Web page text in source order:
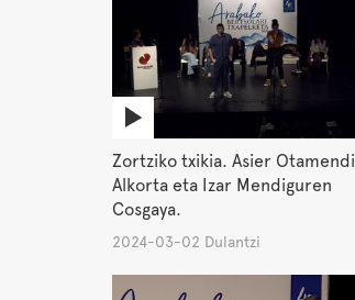
Zortziko txikia. Asier Otamendi
Alkorta eta Izar Mendiguren
Cosgaya.
2024-03-02 Dulantzi